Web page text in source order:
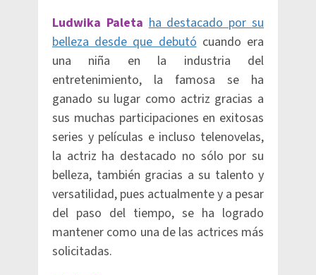
Ludwika Paletaha destacado por su
belleza desde que debutócuando era
una niña en la industria del
entretenimiento, la famosa se ha
ganado su lugar como actriz gracias a
sus muchas participaciones en exitosas
series y películas e incluso telenovelas,
la actriz ha destacado no sólo por su
belleza, también gracias a su talento y
versatilidad, pues actualmente y a pesar
del paso del tiempo, se ha logrado
mantener como una de las actrices más
solicitadas.